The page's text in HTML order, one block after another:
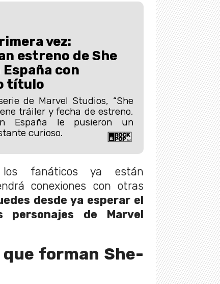
vez:
estreno de She
España con
título
de Marvel Studios, “She
tráiler y fecha de estreno,
España le pusieron un
curioso.
fanáticos ya están
conexiones con otras
desde ya esperar el
personajes de Marvel
forman She-